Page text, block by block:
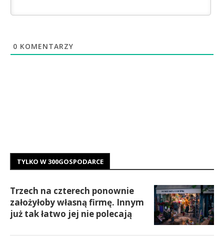
0 KOMENTARZY
TYLKO W 300GOSPODARCE
Trzech na czterech ponownie
założyłoby własną firmę. Innym
już tak łatwo jej nie polecają